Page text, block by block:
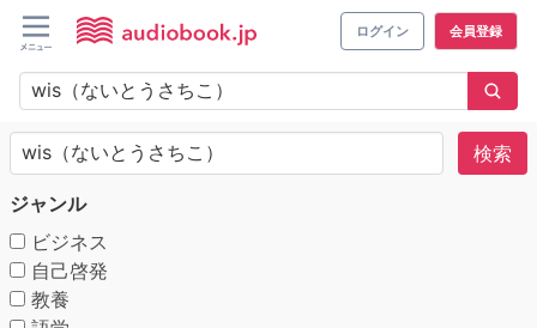
ログイン 会員登録
検索
ジャンル
ビジネス
自己啓発
教養